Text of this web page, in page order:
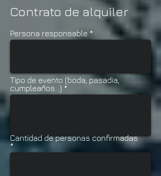
Contrato de alquiler
Persona responsable
Tipo de evento (boda, pasadia,
cumpleaños...)
Cantidad de personas confirmadas